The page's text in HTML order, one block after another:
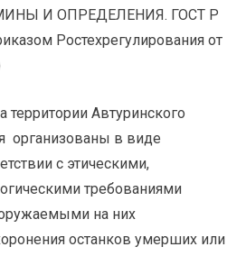
И ОПРЕДЕЛЕНИЯ. ГОСТ Р
Ростехрегулирования от
территории Автуринского
организованы в виде
с этическими,
требованиями
на них
останков умерших или